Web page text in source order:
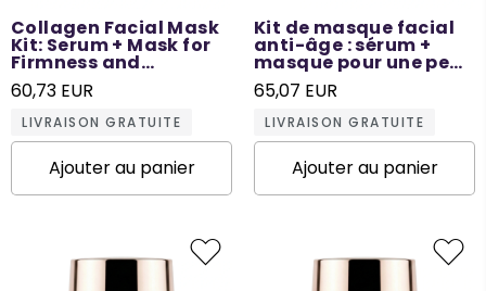
Collagen Facial Mask
Kit: Serum + Mask for
Firmness and
Elasticity - 6 Times
Use
60,73 EUR
LIVRAISON GRATUITE
Ajouter au panier
Kit de masque facial
anti-âge : sérum +
masque pour une peau
jeune - 6 utilisations
65,07 EUR
LIVRAISON GRATUITE
Ajouter au panier